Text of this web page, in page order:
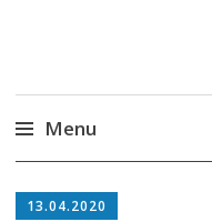
Menu
to
13.04.2020